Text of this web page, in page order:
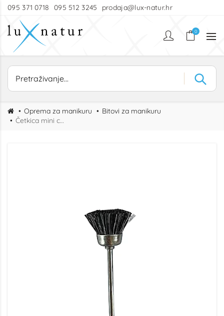
095 371 0718 095 512 3245 prodaja@lux-natur.hr
0
Oprema za manikuru
Bitovi za manikuru
Četkica mini cvjetna vuna